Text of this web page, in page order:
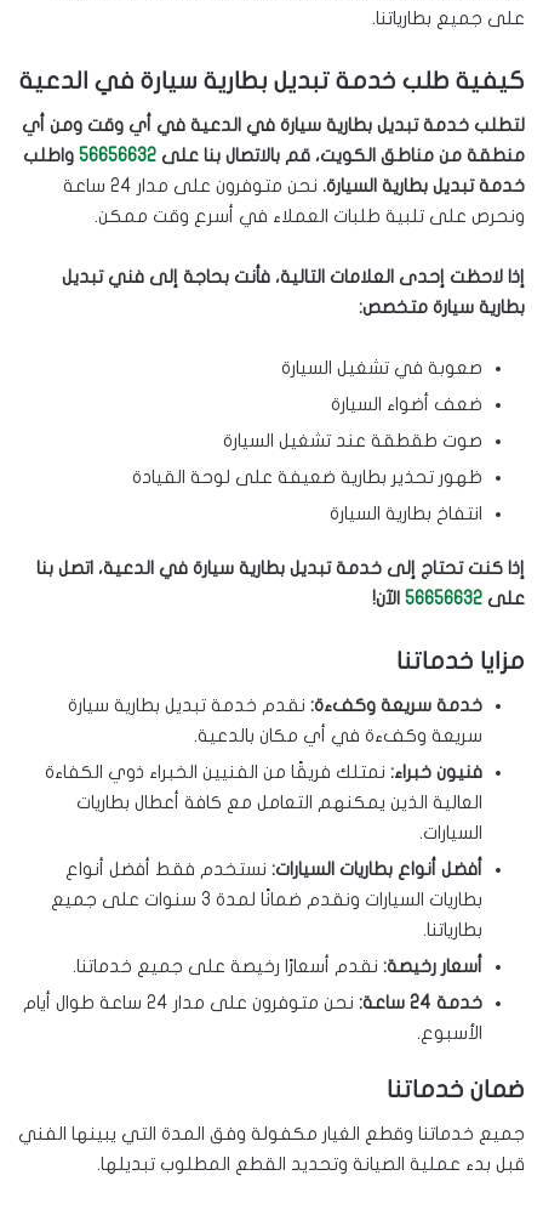
على جميع بطارياتنا.
كيفية طلب خدمة تبديل بطارية سيارة في الدعية
لتطلب خدمة تبديل بطارية سيارة في الدعية في أي وقت ومن أي
منطقة من مناطق الكويت، قم بالاتصال بنا على 56656632 واطلب
خدمة تبديل بطارية السيارة.
نحن متوفرون على مدار 24 ساعة
ونحرص على تلبية طلبات العملاء في أسرع وقت ممكن.
إذا لاحظت إحدى العلامات التالية، فأنت بحاجة إلى فني تبديل
بطارية سيارة متخصص:
صعوبة في تشغيل السيارة
ضعف أضواء السيارة
صوت طقطقة عند تشغيل السيارة
ظهور تحذير بطارية ضعيفة على لوحة القيادة
انتفاخ بطارية السيارة
إذا كنت تحتاج إلى خدمة تبديل بطارية سيارة في الدعية، اتصل بنا
على 56656632 الآن!
مزايا خدماتنا
خدمة سريعة وكفءة: نقدم خدمة تبديل بطارية سيارة
سريعة وكفءة في أي مكان بالدعية.
فنيون خبراء: نمتلك فريقًا من الفنيين الخبراء ذوي الكفاءة
العالية الذين يمكنهم التعامل مع كافة أعطال بطاريات
السيارات.
أفضل أنواع بطاريات السيارات: نستخدم فقط أفضل أنواع
بطاريات السيارات ونقدم ضمانًا لمدة 3 سنوات على جميع
بطارياتنا.
أسعار رخيصة: نقدم أسعارًا رخيصة على جميع خدماتنا.
خدمة 24 ساعة:
نحن متوفرون على مدار 24 ساعة طوال أيام
الأسبوع.
ضمان خدماتنا
جميع خدماتنا وقطع الغيار مكفولة وفق المدة التي يبينها الفني
قبل بدء عملية الصيانة وتحديد القطع المطلوب تبديلها.